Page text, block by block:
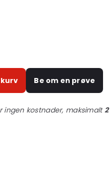
Be om en prøve
ingen kostnader, maksimalt2